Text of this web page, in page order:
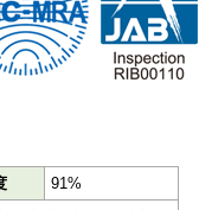
91%